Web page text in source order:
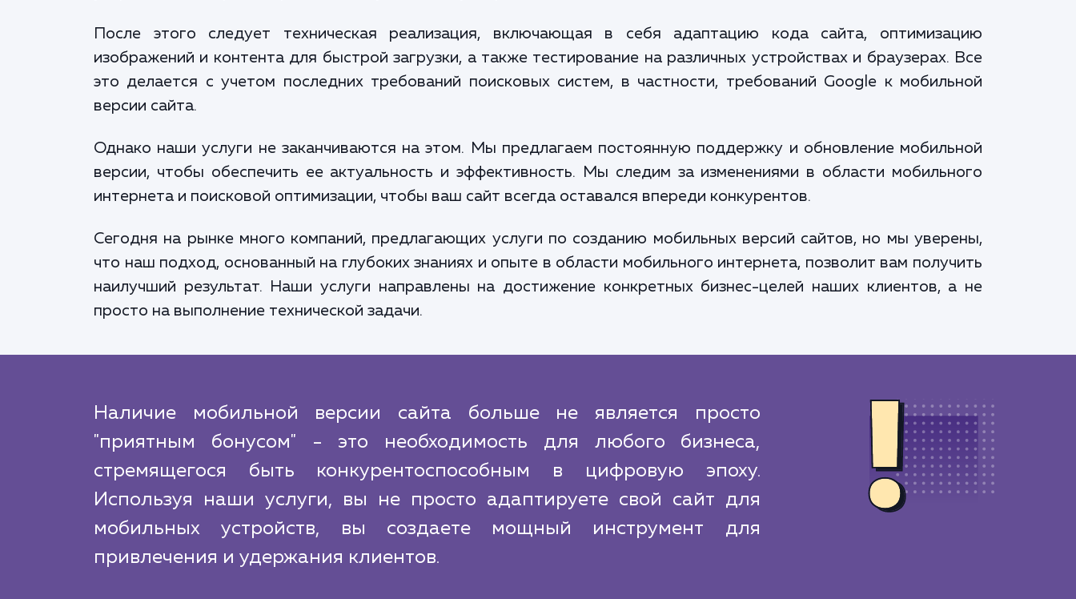
После этого следует техническая реализация, включающая в себя адаптацию кода сайта, оптимизацию
изображений и контента для быстрой загрузки, а также тестирование на различных устройствах и браузерах. Все
это делается с учетом последних требований поисковых систем, в частности, требований Google к мобильной
версии сайта.
Однако наши услуги не заканчиваются на этом. Мы предлагаем постоянную поддержку и обновление мобильной
версии, чтобы обеспечить ее актуальность и эффективность. Мы следим за изменениями в области мобильного
интернета и поисковой оптимизации, чтобы ваш сайт всегда оставался впереди конкурентов.
Сегодня на рынке много компаний, предлагающих услуги по созданию мобильных версий сайтов, но мы уверены,
что наш подход, основанный на глубоких знаниях и опыте в области мобильного интернета, позволит вам получить
наилучший результат. Наши услуги направлены на достижение конкретных бизнес-целей наших клиентов, а не
просто на выполнение технической задачи.
Наличие мобильной версии сайта больше не является просто
"приятным бонусом" - это необходимость для любого бизнеса,
стремящегося быть конкурентоспособным в цифровую эпоху.
Используя наши услуги, вы не просто адаптируете свой сайт для
мобильных устройств, вы создаете мощный инструмент для
привлечения и удержания клиентов.